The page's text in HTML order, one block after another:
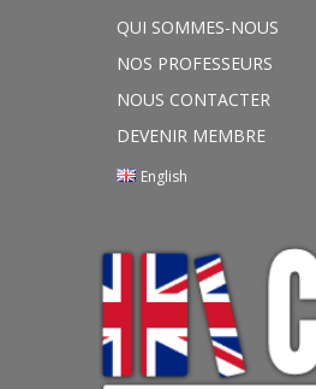
QUI SOMMES-NOUS
NOS PROFESSEURS
NOUS CONTACTER
DEVENIR MEMBRE
English